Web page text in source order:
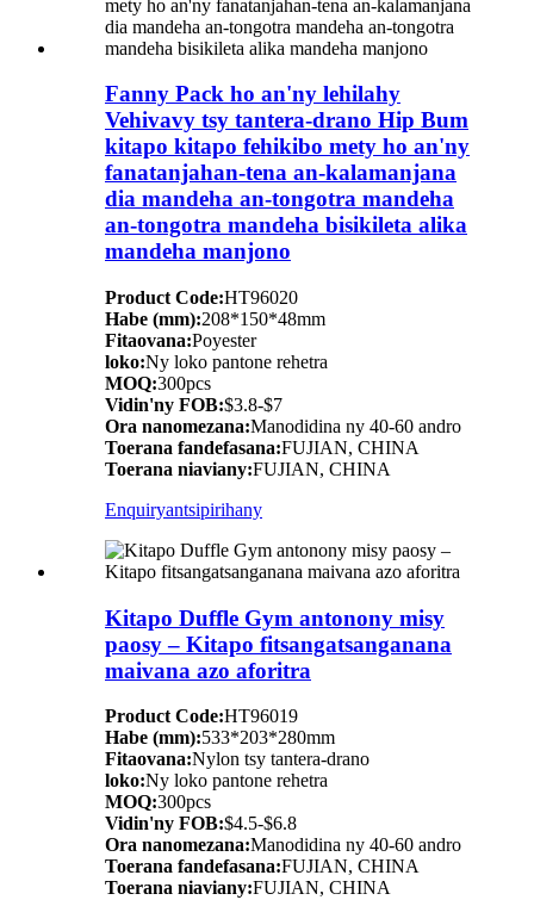
Fanny Pack ho an'ny lehilahy
Vehivavy tsy tantera-drano Hip Bum
kitapo kitapo fehikibo mety ho an'ny
fanatanjahan-tena an-kalamanjana
dia mandeha an-tongotra mandeha
an-tongotra mandeha bisikileta alika
mandeha manjono
Product Code:HT96020
Habe (mm):208*150*48mm
Fitaovana:Poyester
loko:Ny loko pantone rehetra
MOQ:300pcs
Vidin'ny FOB:$3.8-$7
Ora nanomezana:Manodidina ny 40-60 andro
Toerana fandefasana:FUJIAN, CHINA
Toerana niaviany:FUJIAN, CHINA
Enquiryantsipirihany
Kitapo Duffle Gym antonony misy
paosy – Kitapo fitsangatsanganana
maivana azo aforitra
Product Code:HT96019
Habe (mm):533*203*280mm
Fitaovana:Nylon tsy tantera-drano
loko:Ny loko pantone rehetra
MOQ:300pcs
Vidin'ny FOB:$4.5-$6.8
Ora nanomezana:Manodidina ny 40-60 andro
Toerana fandefasana:FUJIAN, CHINA
Toerana niaviany:FUJIAN, CHINA